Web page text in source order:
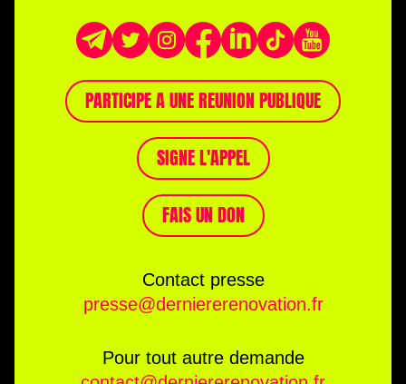
PARTICIPE A UNE REUNION PUBLIQUE
SIGNE L'APPEL
FAIS UN DON
Contact presse
presse@derniererenovation.fr
Pour tout autre demande